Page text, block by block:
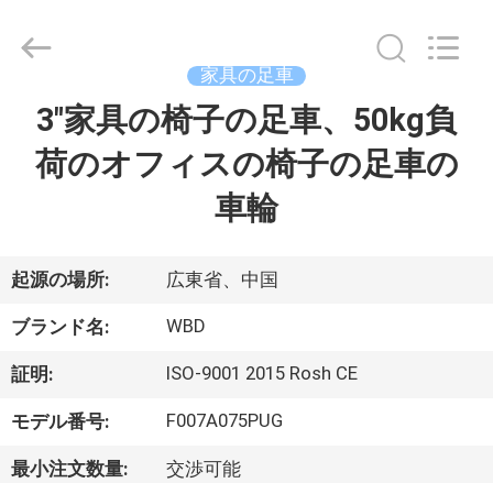
ダ
ク
ト
ビ
Guangzhou
Ylcaster
家具の足車
3"家具の椅子の足車、50kg負
荷のオフィスの椅子の足車の
車輪
起源の場所: 広東省、中国
ブランド名: WBD
証明: ISO-9001 2015 Rosh CE
モデル番号: F007A075PUG
最小注文数量: 交渉可能